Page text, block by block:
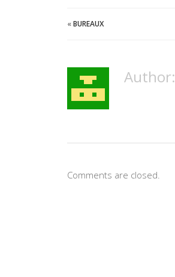
«BUREAUX
Author:
Comments are closed.